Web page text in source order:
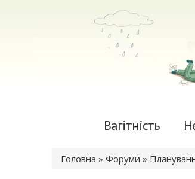
Вагітність
Ви є тут
Головна » Форуми »